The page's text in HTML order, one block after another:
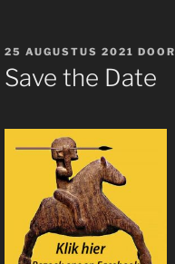
GEPLAATST
OP
25 AUGUSTUS 2021 DOOR
Save the Date